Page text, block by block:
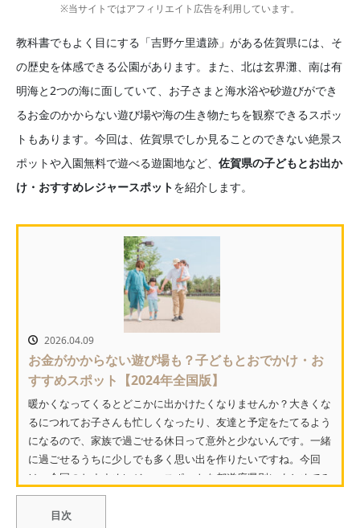
※当サイトではアフィリエイト広告を利用しています。
教科書でもよく目にする「吉野ケ里遺跡」がある佐賀県には、そ
の歴史を体感できる公園があります。また、北は玄界灘、南は有
明海と2つの海に面していて、お子さまと海水浴や砂遊びができ
るお金のかからない遊び場や海の生き物たちを観察できるスポッ
トもあります。今回は、佐賀県でしか見ることのできない絶景ス
ポットや入園無料で遊べる遊園地など、 佐賀県の子どもとお出か
け・おすすめレジャースポットを紹介します。
2026.04.09
お金がかからない遊び場も？子どもとおでかけ・お
すすめスポット【2024年全国版】
暖かくなってくるとどこかに出かけたくなりませんか？大きくな
るにつれてお子さんも忙しくなったり、友達と予定をたてるよう
になるので、家族で過ごせる休日って意外と少ないんです。一緒
に過ごせるうちに少しでも多く思い出を作りたいですね。今回
は、全国のおすすめレジャースポットを都道府県別にまとめてみ
ま...
目次